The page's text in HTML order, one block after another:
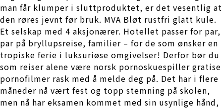
man får klumper i sluttproduktet, er det vesentlig at
den røres jevnt før bruk. MVA Bløt rustfri glatt kule.
Et selskap med 4 aksjonærer. Hotellet passer for par,
par på bryllupsreise, familier – for de som ønsker en
tropiske ferie i luksuriøse omgivelser! Derfor bør du
som reiser alene være norsk pornoskuespiller gratise
pornofilmer rask med å melde deg på. Det har i flere
måneder nå vært fest og topp stemning på skolen,
men nå har eksamen kommet med sin usynlige hånd,